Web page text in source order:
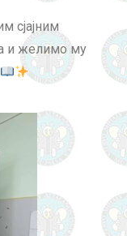
сјајним
и желимо му